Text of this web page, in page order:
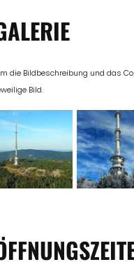
die Bildbeschreibung und das
Bild.